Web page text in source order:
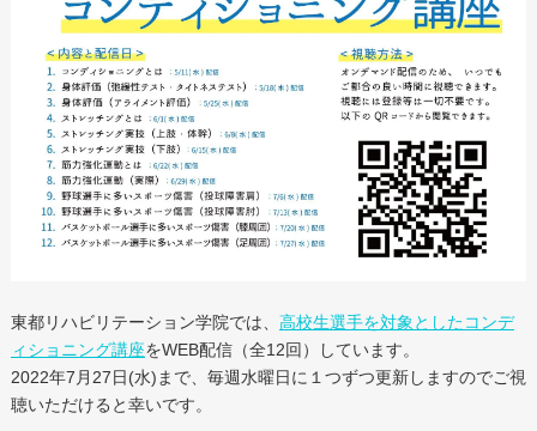
東都リハビリテーション学院では、 高校生選手を対象としたコンデ
ィショニング講座をWEB配信（全12回）しています。
2022年7月27日(水)まで、毎週水曜日に１つずつ更新しますのでご視
聴いただけると幸いです。